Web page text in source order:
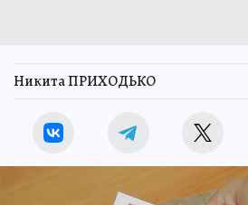
Никита ПРИХОДЬКО